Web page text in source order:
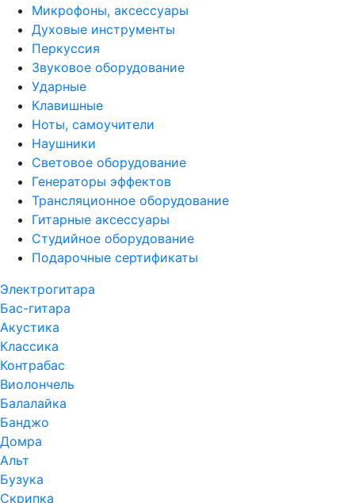
Микрофоны, аксессуары
Духовые инструменты
Перкуссия
Звуковое оборудование
Ударные
Клавишные
Ноты, самоучители
Наушники
Световое оборудование
Генераторы эффектов
Трансляционное оборудование
Гитарные аксессуары
Студийное оборудование
Подарочные сертификаты
Электрогитара
Бас-гитара
Акустика
Классика
Контрабас
Виолончель
Балалайка
Банджо
Домра
Альт
Бузука
Скрипка